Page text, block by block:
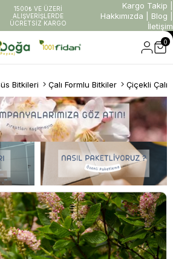
1500₺ VE ÜZERİ
ALIŞVERİŞLERDE
ÜCRETSİZ KARGO
Kargo Takip
Hakkımızda
Blog
İletişim
0
Bitkileri Çalı Formlu Bitkiler Çiçekli